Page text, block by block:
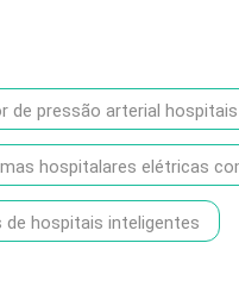
de pressão arterial hospitais
hospitalares elétricas
de hospitais inteligentes